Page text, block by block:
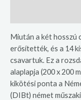
Miután a két hosszú
erősítették, és a 14
csavartuk. Ez a
alaplapja (200 x 200
kikötési ponta a
(DIBt) német